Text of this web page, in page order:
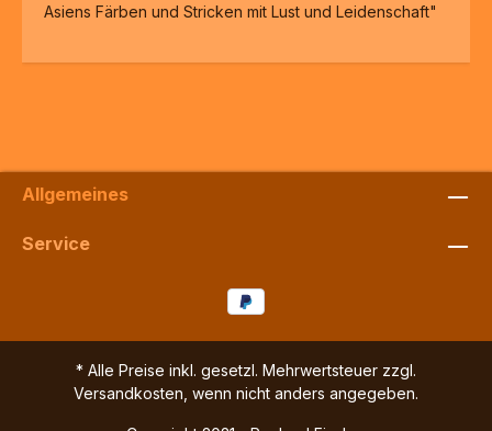
Asiens Färben und Stricken mit Lust und Leidenschaft"
Allgemeines
Service
* Alle Preise inkl. gesetzl. Mehrwertsteuer zzgl.
Versandkosten , wenn nicht anders angegeben.